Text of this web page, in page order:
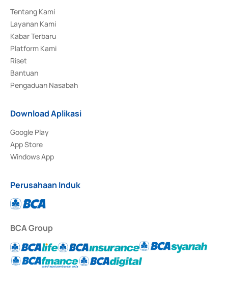
Tentang Kami
Layanan Kami
Kabar Terbaru
Platform Kami
Riset
Bantuan
Pengaduan Nasabah
Download Aplikasi
Google Play
App Store
Windows App
Perusahaan Induk
BCA Group